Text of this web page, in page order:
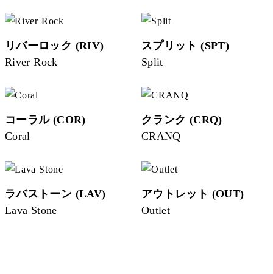
リバーロック (RIV)
River Rock
スプリット (SPT)
Split
コーラル (COR)
Coral
クランク (CRQ)
CRANQ
ラバストーン (LAV)
Lava Stone
アウトレット (OUT)
Outlet